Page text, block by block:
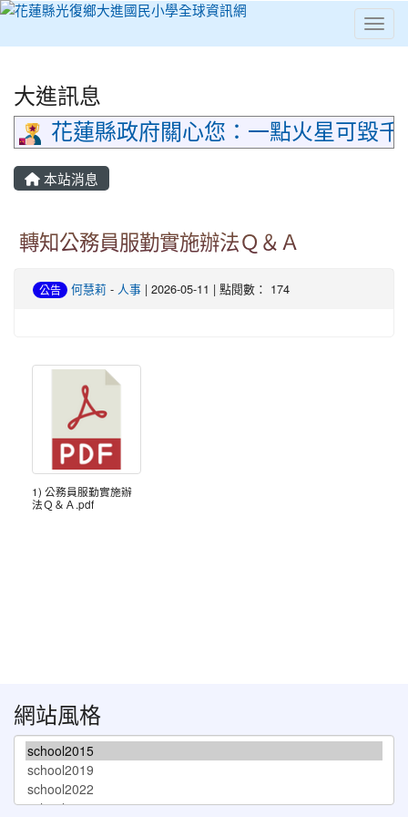
⏸
大進訊息
花蓮縣政府關心您：一點火星可毀
本站消息
轉知公務員服勤實施辦法Ｑ＆Ａ
公告 何慧莉 - 人事 | 2026-05-11 | 點閱數： 174
1) 公務員服勤實施辦
法Ｑ＆Ａ.pdf
網站風格